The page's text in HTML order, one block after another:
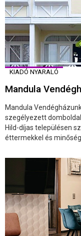
KIADÓ NYARALÓ
Mandula
Mandula
szegélyezett
Hild-díjas településen
éttermekkel és